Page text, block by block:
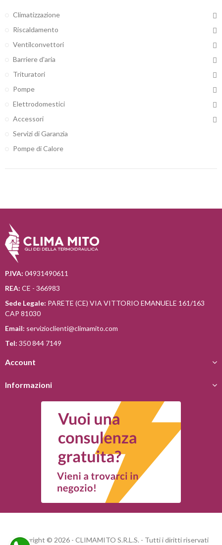
Climatizzazione
Riscaldamento
Ventilconvettori
Barriere d'aria
Trituratori
Pompe
Elettrodomestici
Accessori
Servizi di Garanzia
Pompe di Calore
P.IVA: 04931490611
REA: CE - 366983
Sede Legale: PARETE (CE) VIA VITTORIO EMANUELE 161/163
CAP 81030
Email: servizioclienti@climamito.com
Tel: 350 844 7149
Account
Informazioni
Copyright © 2026 - CLIMAMITO S.R.L.S. - Tutti i diritti riservati